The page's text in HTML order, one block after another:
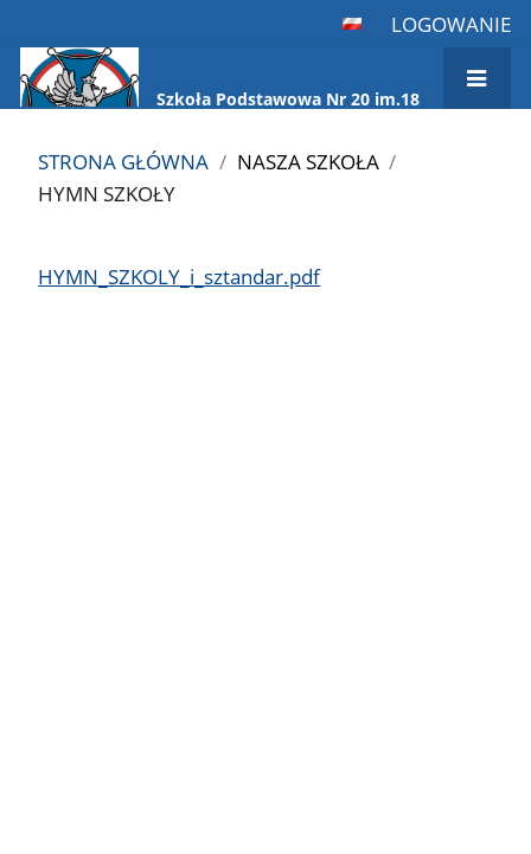
LOGOWANIE
Szkoła Podstawowa Nr 20 im.18
STRONA GŁÓWNA / NASZA SZKOŁA /
HYMN SZKOŁY
Szkoły
HYMN_SZKOLY_i_sztandar.pdf